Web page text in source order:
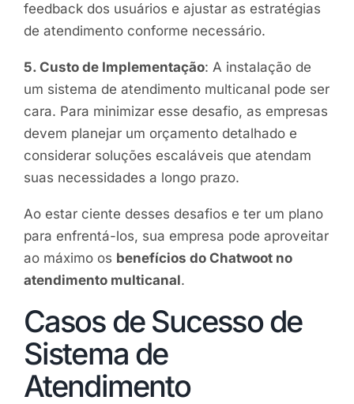
feedback dos usuários e ajustar as estratégias
de atendimento conforme necessário.
5. Custo de Implementação: A instalação de
um sistema de atendimento multicanal pode ser
cara. Para minimizar esse desafio, as empresas
devem planejar um orçamento detalhado e
considerar soluções escaláveis que atendam
suas necessidades a longo prazo.
Ao estar ciente desses desafios e ter um plano
para enfrentá-los, sua empresa pode aproveitar
ao máximo os benefícios do Chatwoot no
atendimento multicanal.
Casos de Sucesso de
Sistema de
Atendimento